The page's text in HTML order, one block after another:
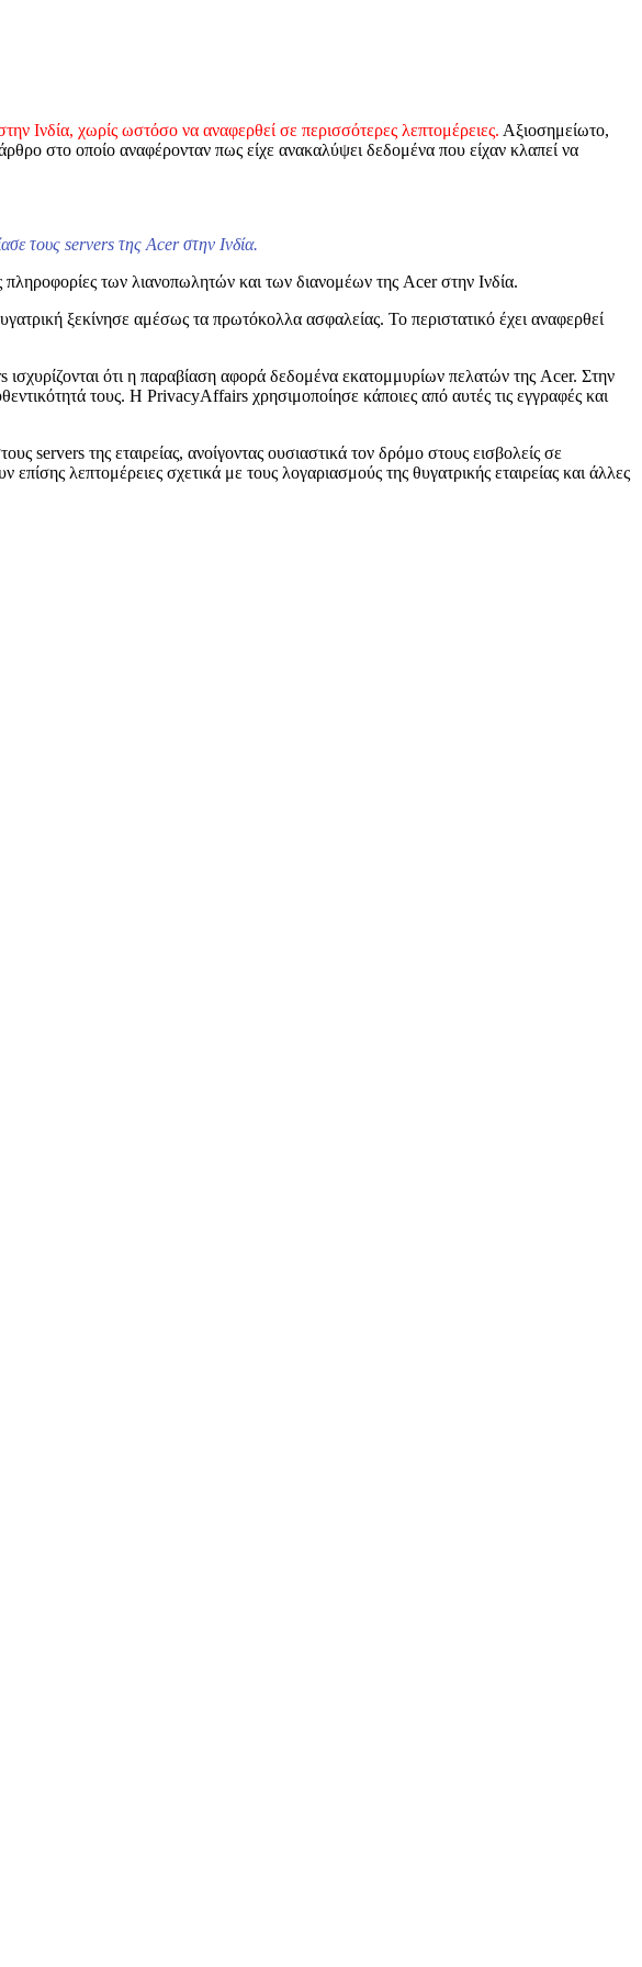
Ινδία, χωρίς ωστόσο να αναφερθεί σε περισσότερες λεπτομέρειες. Αξιοσημείωτο,
στο οποίο αναφέρονταν πως είχε ανακαλύψει δεδομένα που είχαν κλαπεί να
τους servers της Acer στην Ινδία.
των λιανοπωλητών και των διανομέων της Acer στην Ινδία.
ξεκίνησε αμέσως τα πρωτόκολλα ασφαλείας. Το περιστατικό έχει αναφερθεί
ότι η παραβίαση αφορά δεδομένα εκατομμυρίων πελατών της Acer. Στην
τους. Η PrivacyAffairs χρησιμοποίησε κάποιες από αυτές τις εγγραφές και
servers της εταιρείας, ανοίγοντας ουσιαστικά τον δρόμο στους εισβολείς σε
λεπτομέρειες σχετικά με τους λογαριασμούς της θυγατρικής εταιρείας και άλλες